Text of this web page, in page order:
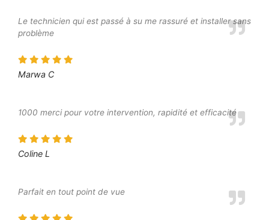
Le technicien qui est passé à su me rassuré et installer sans
problème
Marwa C
1000 merci pour votre intervention, rapidité et efficacité
Coline L
Parfait en tout point de vue